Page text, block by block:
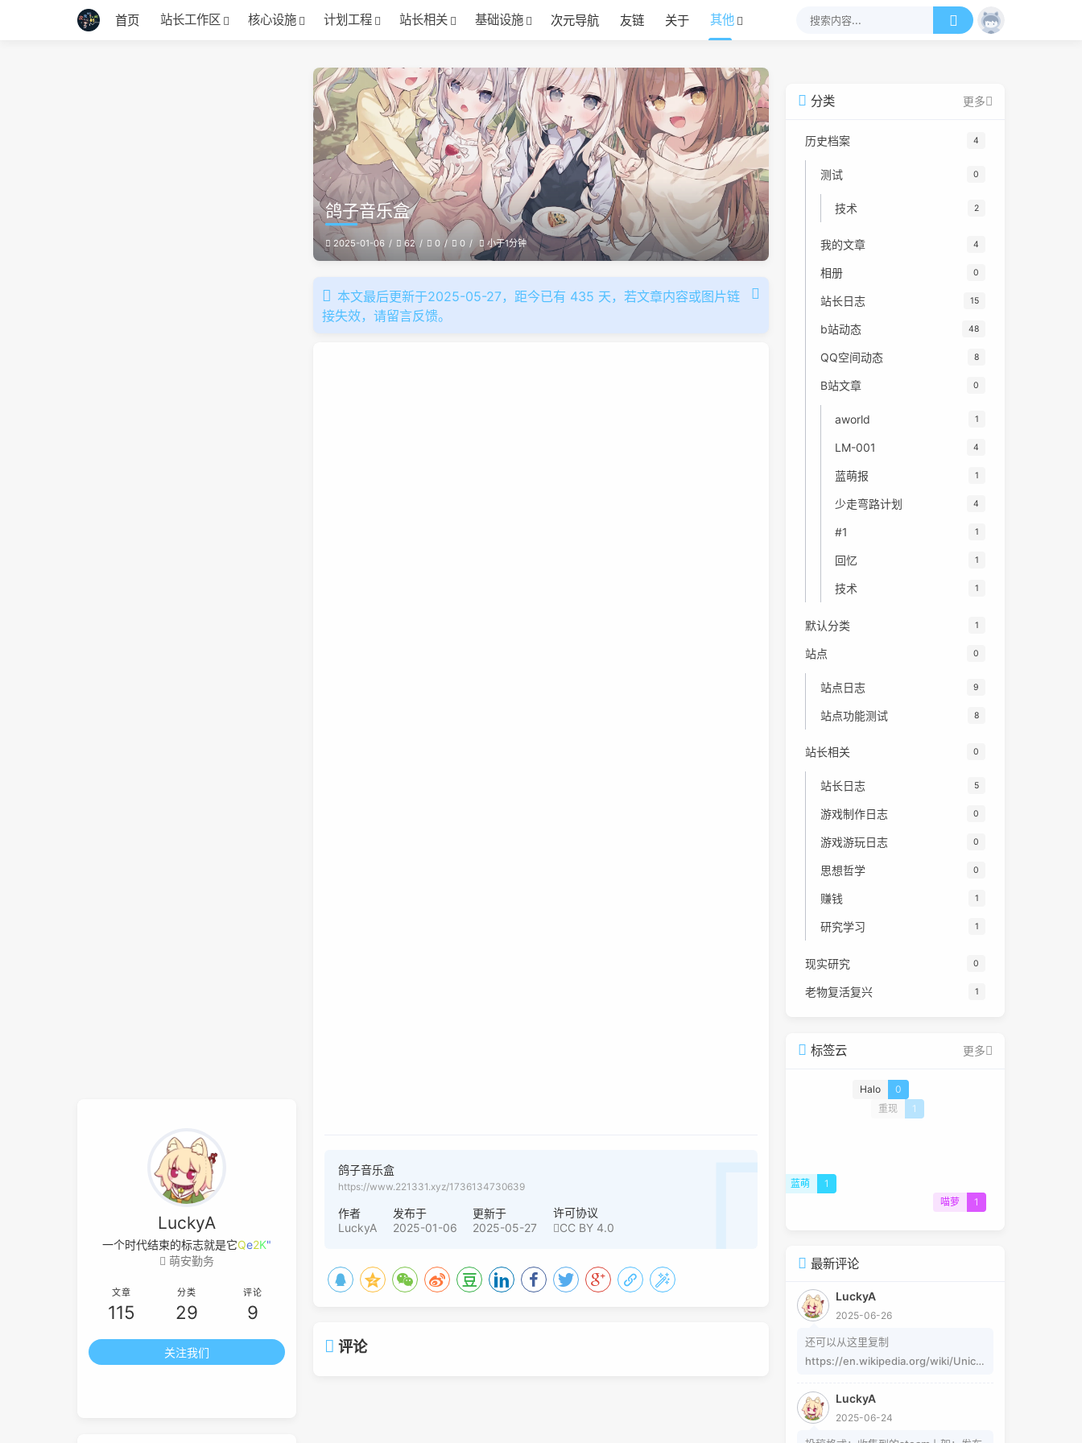
首页 站长工作区 核心设施 计划工程 站长相关 基础设施 次元导航 友链 关于 其他
鸽子音乐盒
2025-01-06 62 0 0 小于1分钟
本文最后更新于2025-05-27，距今已有 435 天，若文章内容或图片链
接失效，请留言反馈。
鸽子音乐盒
https://www.221331.xyz/1736134730639
作者
LuckyA
发布于
2025-01-06
更新于
2025-05-27
许可协议
CC BY 4.0
评论
LuckyA
一个时代结束的标志就是它开始被浪L
萌安勤务
文章
115
分类
29
评论
9
关注我们
分类 更多
历史档案 4
测试 0
技术 2
我的文章 4
相册 0
站长日志 15
b站动态 48
QQ空间动态 8
B站文章 0
aworld 1
LM-001 4
蓝萌报 1
少走弯路计划 4
#1 1
回忆 1
技术 1
默认分类 1
站点 0
站点日志 9
站点功能测试 8
站长相关 0
站长日志 5
游戏制作日志 0
游戏游玩日志 0
思想哲学 0
赚钱 1
研究学习 1
现实研究 0
老物复活复兴 1
标签云 更多
Halo 0
喵萝 1
重现 1
蓝萌 1
最新评论
LuckyA
2025-06-26
还可以从这里复制
https://en.wikipedia.org/wiki/Unico
个其实是字符，不懂编码的人，可以用
这个网站生成
https://www.jiuwa.net/xzm/ 相关问
LuckyA
2025-06-24